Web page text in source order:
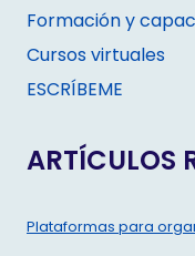
Formación y
Cursos virtuales
ESCRÍBEME
ARTÍCULOS
Plataformas para